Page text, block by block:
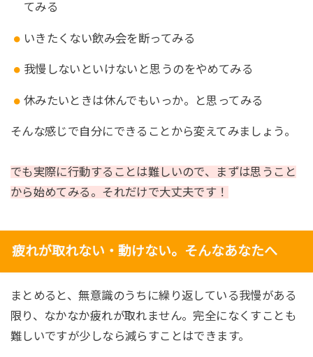
てみる
いきたくない飲み会を断ってみる
我慢しないといけないと思うのをやめてみる
休みたいときは休んでもいっか。と思ってみる
そんな感じで自分にできることから変えてみましょう。
でも実際に行動することは難しいので、まずは思うこと
から始めてみる。それだけで大丈夫です！
疲れが取れない・動けない。そんなあなたへ
まとめると、無意識のうちに繰り返している我慢がある
限り、なかなか疲れが取れません。完全になくすことも
難しいですが少しなら減らすことはできます。